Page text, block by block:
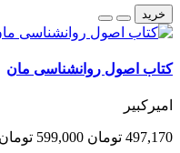
خرید
کتاب اصول روانشناسی مان
امیرکبیر
497,170 تومان 599,000 تومان